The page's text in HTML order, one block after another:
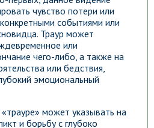
чувство потери или
конкретными событиями или
Траур может
или
чего-либо, а также на
или бедствия,
эмоциональный
может указывать на
и борьбу с глубоко